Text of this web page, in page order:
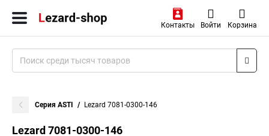
Контакты Войти Корзина
Серия ASTI Lezard 7081-0300-146
Lezard 7081-0300-146